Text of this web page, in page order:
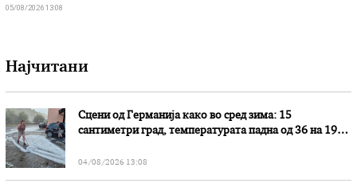
05/08/2026 13:08
Најчитани
Сцени од Германија како во сред зима: 15
сантиметри град, температурата падна од 36 на 19
04/08/2026 13:08